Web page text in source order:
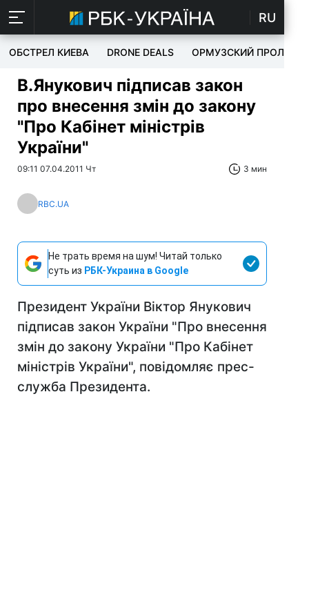
RU
ОБСТРЕЛ КИЕВА DRONE DEALS ОРМУЗСКИЙ ПРОЛИВ
В.Янукович підписав закон
про внесення змін до закону
"Про Кабінет міністрів
України"
09:11 07.04.2011 Чт 3 мин
RBC.UA
Не трать время на шум! Читай только
суть из РБК-Украина в Google
Президент України Віктор Янукович
підписав закон України "Про внесення
змін до закону України "Про Кабінет
міністрів України", повідомляє прес-
служба Президента.